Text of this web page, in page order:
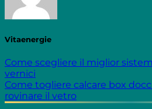
Vitaenergie
Come scegliere il miglior
vernici
Come togliere calcare box
rovinare il vetro